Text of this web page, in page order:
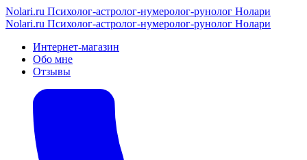
Nolari.ru Психолог-астролог-нумеролог-рунолог Нолари
Nolari.ru Психолог-астролог-нумеролог-рунолог Нолари
Интернет-магазин
Обо мне
Отзывы